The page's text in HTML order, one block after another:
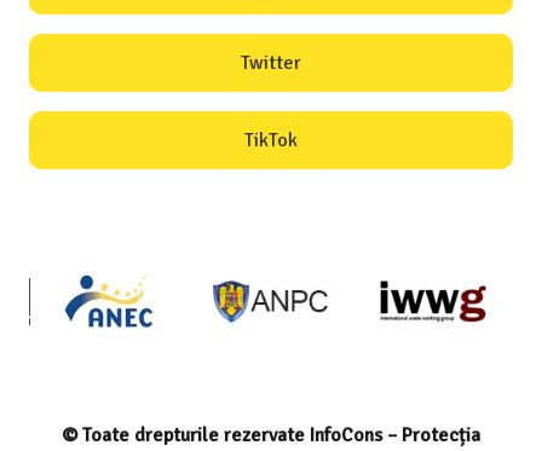
Twitter
TikTok
© Toate drepturile rezervate InfoCons – Protecția